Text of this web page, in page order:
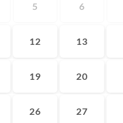
5 6
12 13
19 20
26 27